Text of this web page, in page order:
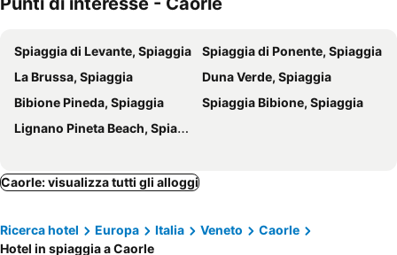
Fantinello Hotel
Savoy Beach Hotel & Thermal Spa
Stellamare
Hotel Croce di Malta
Hotel President
International Beach Hotel
Royal
Hotel Soraya
All'Orologio
Baia del Mar Beach Boutique Hotel
Hotel Martini
Janeiro
Murano, hotel spiaggia
Pordenone, hotel spiaggia
Marano Lagunare, hotel spiaggia
Spiaggia di Levante, Spiaggia
Spiaggia di Ponente, Spiaggia
La Brussa, Spiaggia
Duna Verde, Spiaggia
Bibione Pineda, Spiaggia
Spiaggia Bibione, Spiaggia
Lignano Pineta Beach, Spiaggia
Caorle: visualizza tutti gli alloggi
Ricerca hotel Europa Italia Veneto
Caorle
Hotel in spiaggia a Caorle